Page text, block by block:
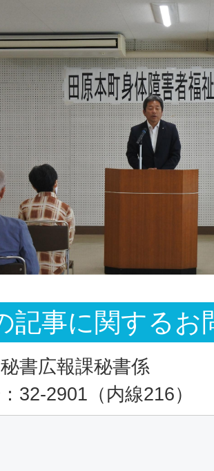
記事に関するお
書広報課秘書係
32-2901（内線216）